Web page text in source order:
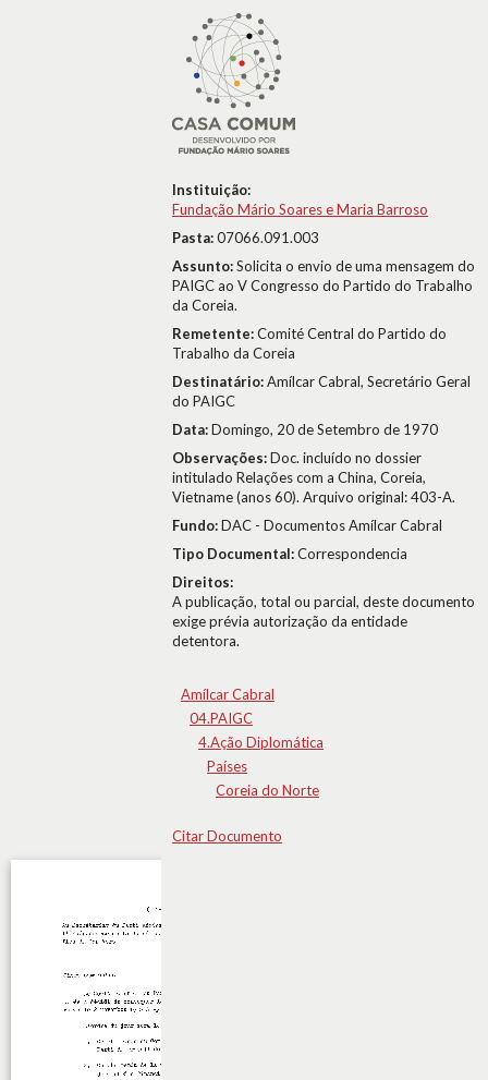
Instituição:
Fundação Mário Soares e Maria Barroso
Pasta:07066.091.003
Assunto:Solicita o envio de uma mensagem do
PAIGC ao V Congresso do Partido do Trabalho
da Coreia.
Remetente:Comité Central do Partido do
Trabalho da Coreia
Destinatário:Amílcar Cabral, Secretário Geral
do PAIGC
Data:Domingo, 20 de Setembro de 1970
Observações:Doc. incluído no dossier
intitulado Relações com a China, Coreia,
Vietname (anos 60). Arquivo original: 403-A.
Fundo:DAC - Documentos Amílcar Cabral
Tipo Documental:Correspondencia
Direitos:
A publicação, total ou parcial, deste documento
exige prévia autorização da entidade
detentora.
Amílcar Cabral
04.PAIGC
4.Ação Diplomática
Países
Coreia do Norte
Citar Documento